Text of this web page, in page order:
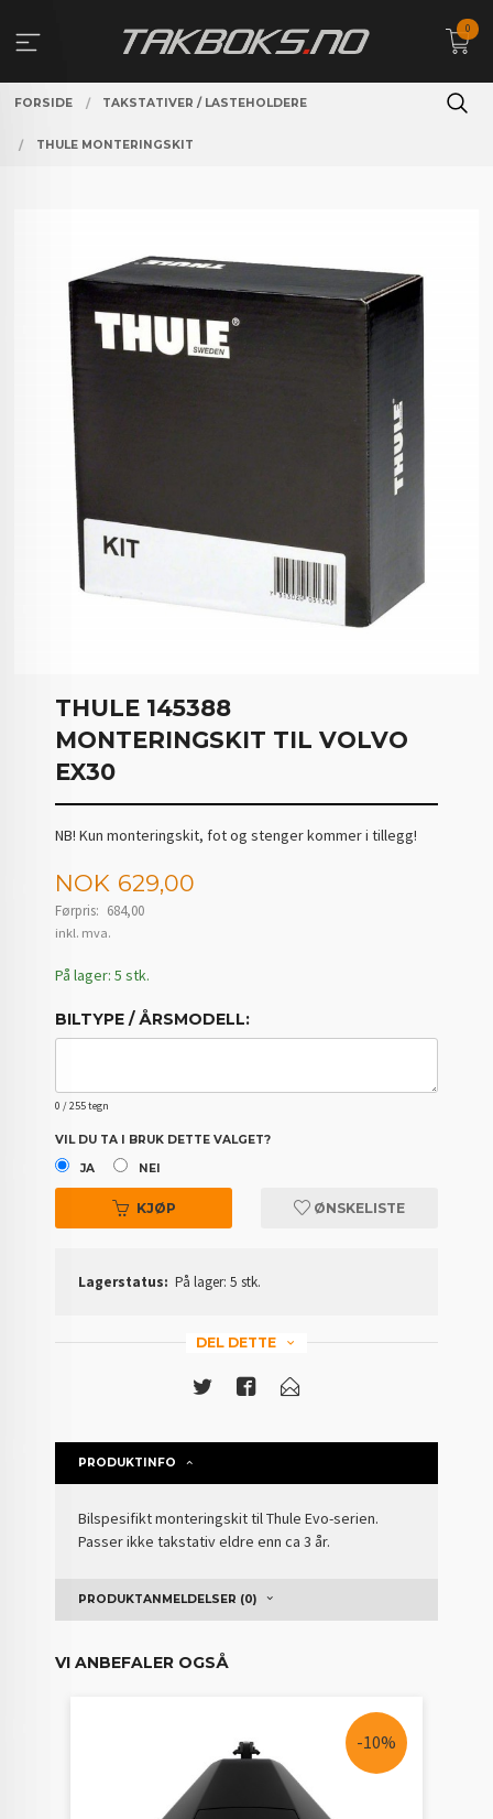
innholdet
0
FORSIDE TAKSTATIVER / LASTEHOLDERE
THULE MONTERINGSKIT
THULE 145388
MONTERINGSKIT TIL VOLVO
EX30
NB! Kun monteringskit, fot og stenger kommer i tillegg!
Tilbud
NOK 629,00
Førpris: 684,00
Rabatt
inkl. mva.
På lager: 5 stk.
BILTYPE / ÅRSMODELL:
0 / 255 tegn
VIL DU TA I BRUK DETTE VALGET?
JA
NEI
KJØP ØNSKELISTE
Lagerstatus: På lager: 5 stk.
DEL DETTE
PRODUKTINFO
Bilspesifikt monteringskit til Thule Evo-serien.
Passer ikke takstativ eldre enn ca 3 år.
PRODUKTANMELDELSER (0)
VI ANBEFALER OGSÅ
-10%